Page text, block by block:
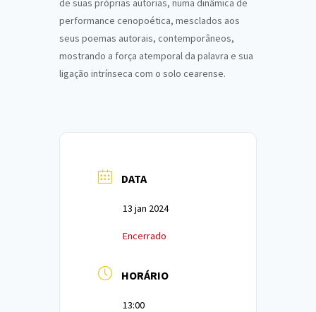
performance cenopoética, mesclados aos
seus poemas autorais, contemporâneos,
mostrando a força atemporal da palavra e sua
ligação intrínseca com o solo cearense.
DATA
13 jan 2024
Encerrado
HORÁRIO
13:00